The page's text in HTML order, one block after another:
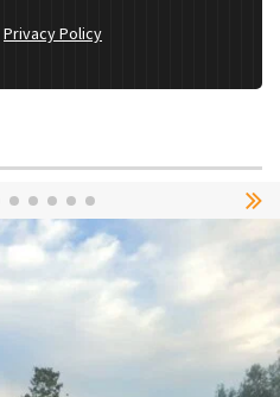
Privacy Policy